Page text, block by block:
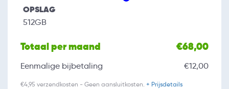
OPSLAG
512GB
Totaal per maand €68,00
Eenmalige bijbetaling €12,00
€4,95 verzendkosten - Geen aansluitkosten. + Prijsdetails